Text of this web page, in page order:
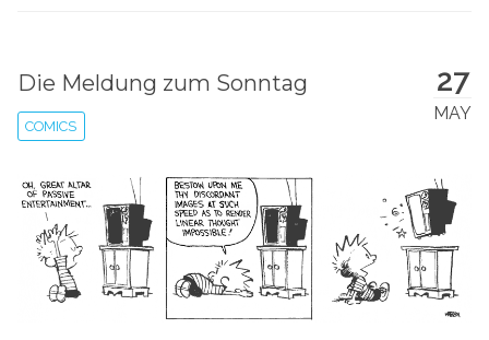
27
MAY
Die Meldung zum Sonntag
COMICS